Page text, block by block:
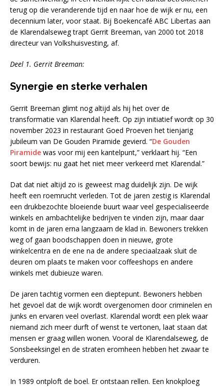
terug op die veranderende tijd en naar hoe de wijk er nu, een
decennium later, voor staat. Bij Boekencafé ABC Libertas aan
de Klarendalseweg trapt Gerrit Breeman, van 2000 tot 2018
directeur van Volkshuisvesting, af.
Deel 1. Gerrit Breeman:
Synergie en sterke verhalen
Gerrit Breeman glimt nog altijd als hij het over de
transformatie van Klarendal heeft. Op zijn initiatief wordt op 30
november 2023 in restaurant Goed Proeven het tienjarig
jubileum van De Gouden Piramide gevierd. “De Gouden
Piramide was voor mij een kantelpunt,” verklaart hij. “Een
soort bewijs: nu gaat het niet meer verkeerd met Klarendal.”
Dat dat niet altijd zo is geweest mag duidelijk zijn. De wijk
heeft een roemrucht verleden. Tot de jaren zestig is Klarendal
een drukbezochte bloeiende buurt waar veel gespecialiseerde
winkels en ambachtelijke bedrijven te vinden zijn, maar daar
komt in de jaren erna langzaam de klad in. Bewoners trekken
weg of gaan boodschappen doen in nieuwe, grote
winkelcentra en de ene na de andere speciaalzaak sluit de
deuren om plaats te maken voor coffeeshops en andere
winkels met dubieuze waren.
De jaren tachtig vormen een dieptepunt. Bewoners hebben
het gevoel dat de wijk wordt overgenomen door criminelen en
junks en ervaren veel overlast. Klarendal wordt een plek waar
niemand zich meer durft of wenst te vertonen, laat staan dat
mensen er graag willen wonen. Vooral de Klarendalseweg, de
Sonsbeeksingel en de straten eromheen hebben het zwaar te
verduren.
In 1989 ontploft de boel. Er ontstaan rellen. Een knokploeg